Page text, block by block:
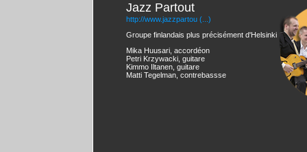
Jazz Partout
http://www.jazzpartou (...)
Groupe finlandais plus précisément d'Helsinki
Mika Huusari, accordéon
Petri Krzywacki, guitare
Kimmo Iltanen, guitare
Matti Tegelman, contrebassse